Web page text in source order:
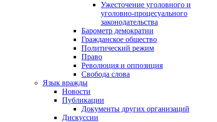
Ужесточение уголовного и
уголовно-процесуального
законодательства
Барометр демократии
Гражданское общество
Политический режим
Право
Революция и оппозиция
Свобода слова
Язык вражды
Новости
Публикации
Документы других организаций
Дискуссии